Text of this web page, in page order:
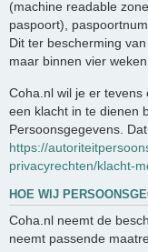
(machine readable
paspoort),
Dit ter bescherming
maar binnen vier
Coha.nl wil je er tevens
een klacht in te dienen
Persoonsgegevens.
https://
privacyrechten/klacht-
HOE WIJ
Coha.nl neemt de
neemt passende